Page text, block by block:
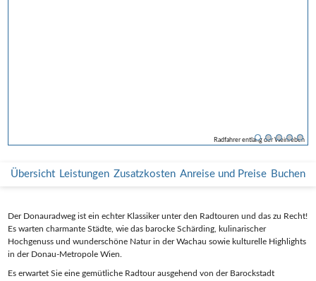
Radfahrer entlang der Weinreben
Radfahrer am Donauradweg bei Grein
Selfie an der Schlögener Schlinge
Gruppe von Radfahrern
Wegweiser am Donau Radweg
Übersicht Leistungen Zusatzkosten Anreise und Preise Buchen
Der Donauradweg ist ein echter Klassiker unter den Radtouren und das zu Recht!
Es warten charmante Städte, wie das barocke Schärding, kulinarischer
Hochgenuss und wunderschöne Natur in der Wachau sowie kulturelle Highlights
in der Donau-Metropole Wien.
Es erwartet Sie eine gemütliche Radtour ausgehend von der Barockstadt